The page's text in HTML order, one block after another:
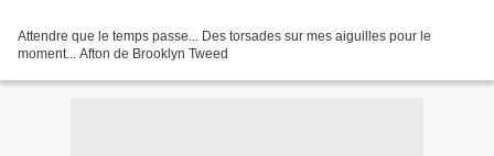
Attendre que le temps passe... Des torsades sur mes aiguilles pour le
moment... Afton de Brooklyn Tweed